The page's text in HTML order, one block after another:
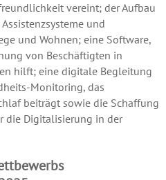
vereint; der Aufbau
und
und Wohnen; eine Software,
von Beschäftigten in
hilft; eine digitale Begleitung
Monitoring, das
beiträgt sowie die Schaffung
die Digitalisierung in der